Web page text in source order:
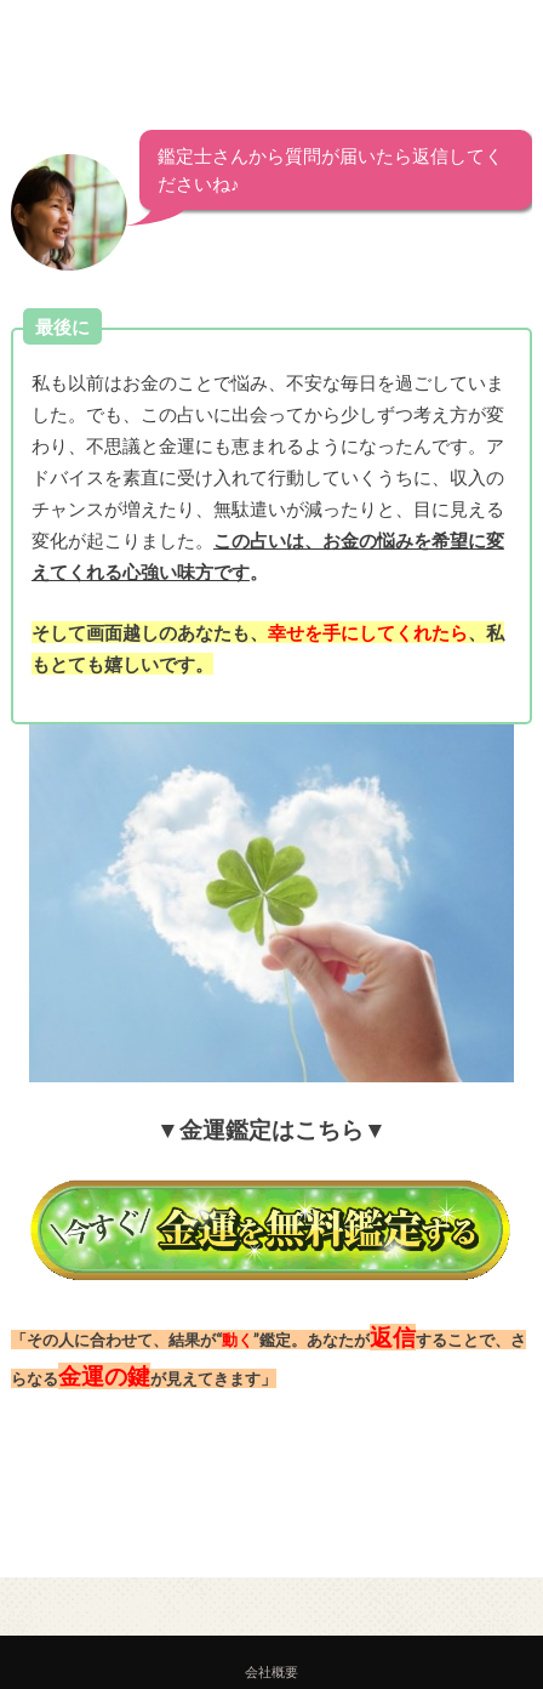
鑑定士さんから質問が届いたら返信してく
ださいね♪
最後に
私も以前はお金のことで悩み、不安な毎日を過ごしていま
した。でも、この占いに出会ってから少しずつ考え方が変
わり、不思議と金運にも恵まれるようになったんです。ア
ドバイスを素直に受け入れて行動していくうちに、収入の
チャンスが増えたり、無駄遣いが減ったりと、目に見える
変化が起こりました。
この占いは、お金の悩みを希望に変
えてくれる心強い味方です。
そして画面越しのあなたも、 幸せを手にしてくれたら、私
もとても嬉しいです。
▼金運鑑定はこちら▼
「その人に合わせて、結果が“動く ”鑑定。あなたが返信することで、さ
らなる金運の鍵が見えてきます」
会社概要